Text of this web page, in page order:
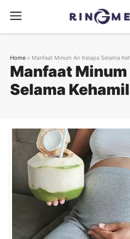
isi
Menu
Manfaat
Selama
Home » Manfaat Minum Air Kelapa Selama